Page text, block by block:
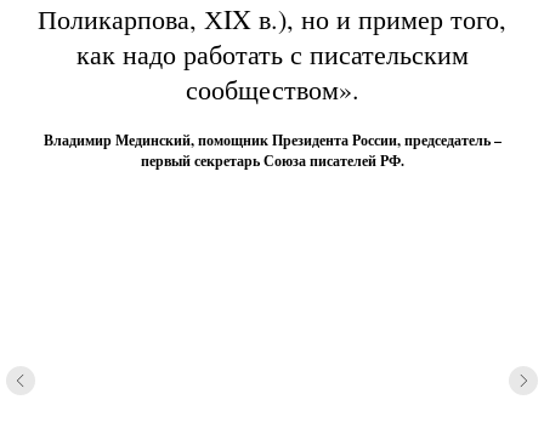
Поликарпова, ХIX в.), но и пример того,
как надо работать с писательским
сообществом».
Владимир Мединский, помощник Президента России, председатель –
первый секретарь Союза писателей РФ.